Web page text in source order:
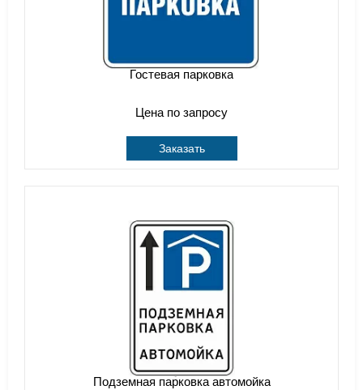
Гостевая парковка
Цена по запросу
Заказать
Подземная парковка автомойка